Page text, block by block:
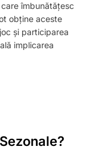
îmbunătățesc
obține aceste
și participarea
implicarea